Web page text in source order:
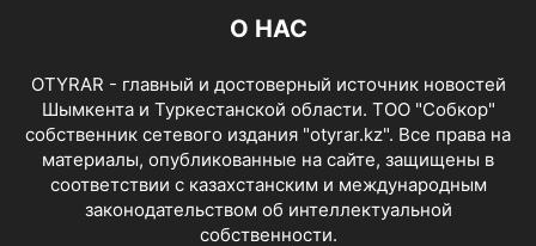
О НАС
OTYRAR - главный и достоверный источник новостей
Шымкента и Туркестанской области. ТОО "Собкор"
собственник сетевого издания "otyrar.kz". Все права на
материалы, опубликованные на сайте, защищены в
соответствии с казахстанским и международным
законодательством об интеллектуальной
собственности.